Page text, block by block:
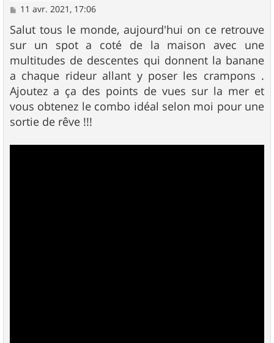
M
s
s
a
g
e
11 avr. 2021, 17:06
Salut tous le monde, aujourd'hui on ce retrouve
sur un spot a coté de la maison avec une
multitudes de descentes qui donnent la banane
a chaque rideur allant y poser les crampons .
Ajoutez a ça des points de vues sur la mer et
vous obtenez le combo idéal selon moi pour une
sortie de rêve !!!